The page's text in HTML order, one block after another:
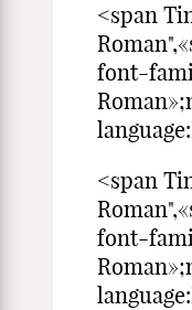
<span
font-
<span
font-